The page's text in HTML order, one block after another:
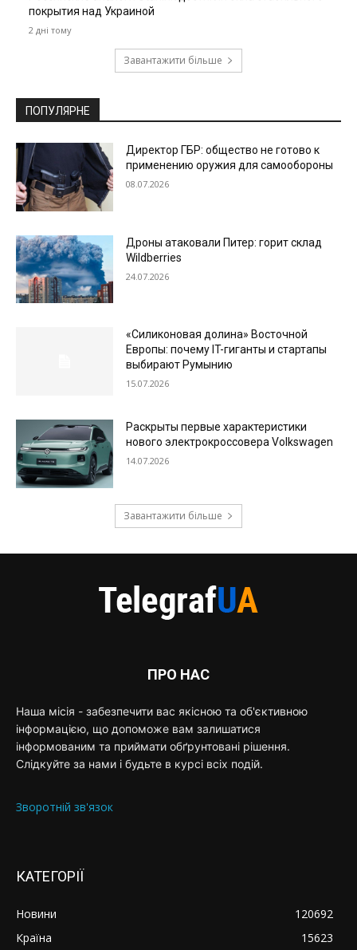
покрытия над Украиной
2 дні тому
Завантажити більше
ПОПУЛЯРНЕ
Директор ГБР: общество не готово к
применению оружия для самообороны
08.07.2026
Дроны атаковали Питер: горит склад
Wildberries
24.07.2026
«Силиконовая долина» Восточной
Европы: почему IT-гиганты и стартапы
выбирают Румынию
15.07.2026
Раскрыты первые характеристики
нового электрокроссовера Volkswagen
14.07.2026
Завантажити більше
ПРО НАС
Наша місія - забезпечити вас якісною та об'єктивною
інформацією, що допоможе вам залишатися
інформованим та приймати обґрунтовані рішення.
Слідкуйте за нами і будьте в курсі всіх подій.
Зворотній зв'язок
КАТЕГОРІЇ
Новини
120692
Країна
15623